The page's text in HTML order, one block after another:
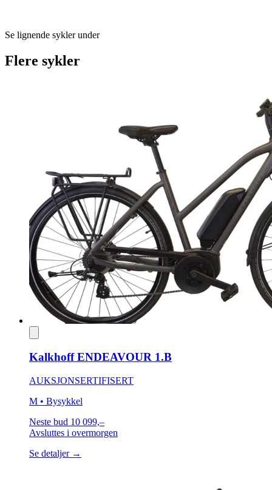
Se lignende sykler under
Flere sykler
Kalkhoff ENDEAVOUR 1.B
AUKSJONSERTIFISERT
M • Bysykkel
Neste bud 10 099,–
Avsluttes i overmorgen
Se detaljer →